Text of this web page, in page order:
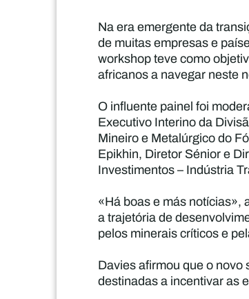
Na era emergente da
de muitas empresas e
workshop teve como
africanos a navegar neste
O influente painel foi
Executivo Interino da
Mineiro e Metalúrgico do
Epikhin, Diretor Sénior e
Investimentos – Indústria
«Há boas e más notícias»,
a trajetória de
pelos minerais críticos e
Davies afirmou que o
destinadas a incentivar as